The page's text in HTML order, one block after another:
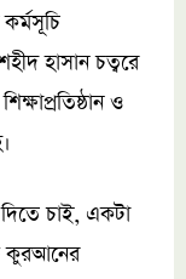
হাসান চত্বরে
ও
চাই, একটা
কুরআনের